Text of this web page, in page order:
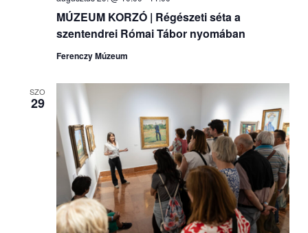
MÚZEUM KORZÓ | Régészeti séta a
szentendrei Római Tábor nyomában
Ferenczy Múzeum
SZO
29